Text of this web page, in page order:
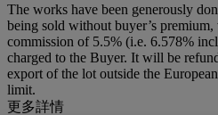
The works have been generously
being sold without buyer’s
commission of 5.5% (i.e. 6.578%
charged to the Buyer. It will be
export of the lot outside the
limit.
更多詳情